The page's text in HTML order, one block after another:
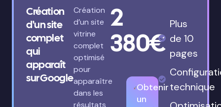
Création
d'un site
complet
qui
apparaît
sur Google
Création
d’un site
vitrine
complet
optimisé
pour
apparaître
dans les
résultats
2
380€
Obtenir
un
Plus
de 10
pages
technique